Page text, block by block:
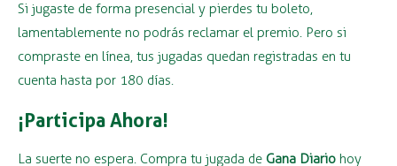
Si jugaste de forma presencial y pierdes tu boleto,
lamentablemente no podrás reclamar el premio. Pero si
compraste en línea, tus jugadas quedan registradas en tu
cuenta hasta por 180 días.
¡Participa Ahora!
La suerte no espera. Compra tu jugada de Gana Diario hoy